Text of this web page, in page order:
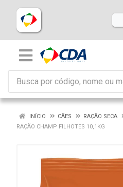
INÍCIO CÃES
RAÇÃO SECA
RAÇÃO CHAMP FILHOTES 10,1KG